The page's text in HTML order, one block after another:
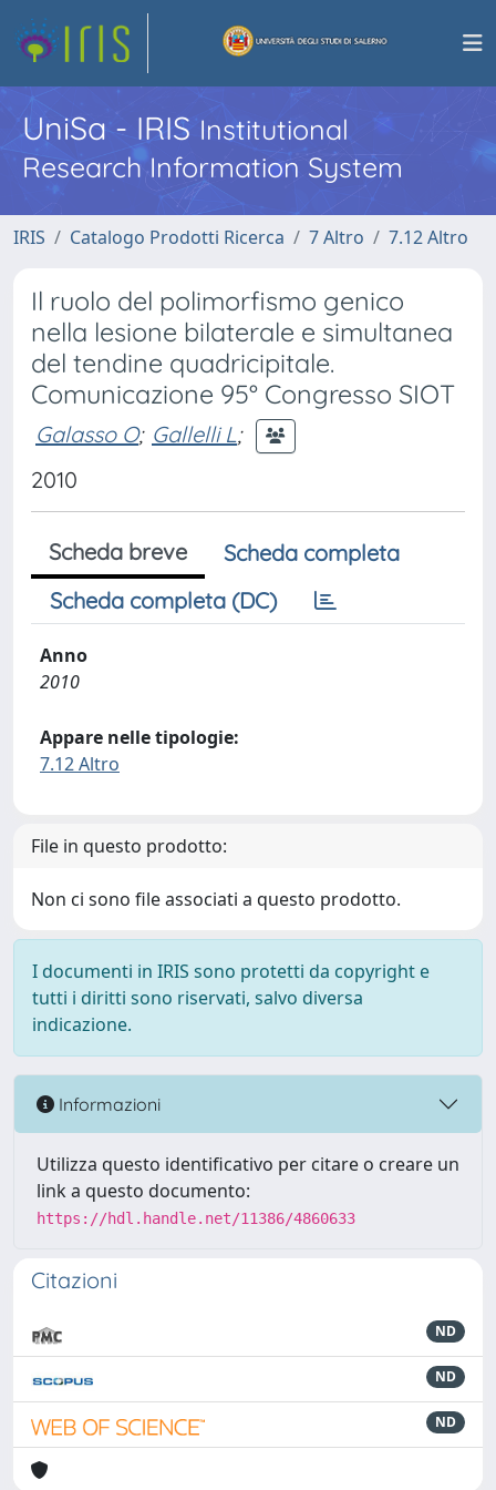
UniSa - IRISInstitutional
Research Information System
IRIS Catalogo Prodotti Ricerca 7 Altro 7.12 Altro
Il ruolo del polimorfismo genico
nella lesione bilaterale e simultanea
del tendine quadricipitale.
Comunicazione 95° Congresso SIOT
Galasso O; Gallelli L;
2010
Scheda breve
Scheda completa
Scheda completa (DC)
Anno
2010
Appare nelle tipologie:
7.12 Altro
File in questo prodotto:
Non ci sono file associati a questo prodotto.
I documenti in IRIS sono protetti da copyright e
tutti i diritti sono riservati, salvo diversa
indicazione.
Informazioni
Utilizza questo identificativo per citare o creare un
link a questo documento:
https://hdl.handle.net/11386/4860633
Citazioni
ND
ND
ND